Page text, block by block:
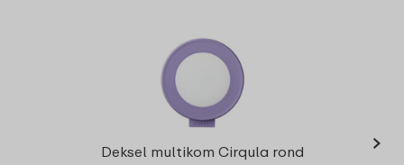
Deksel multikom Cirqula rond
›